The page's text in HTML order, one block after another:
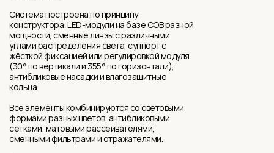
Система построена по принципу
конструктора: LED-модули на базе COB разной
мощности, сменные линзы с различными
углами распределения света, суппорт с
жёсткой фиксацией или регулировкой модуля
(30° по вертикали и 355° по горизонтали),
антибликовые насадки и влагозащитные
кольца.
Все элементы комбинируются со световыми
формами разных цветов, антибликовыми
сетками, матовыми рассеивателями,
сменными фильтрами и отражателями.